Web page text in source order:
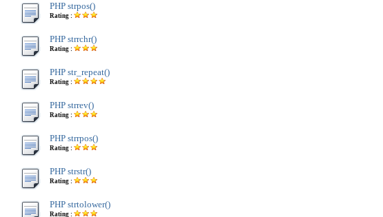
PHP strpos()
Rating :
PHP strrchr()
Rating :
PHP str_repeat()
Rating :
PHP strrev()
Rating :
PHP strrpos()
Rating :
PHP strstr()
Rating :
PHP strtolower()
Rating :